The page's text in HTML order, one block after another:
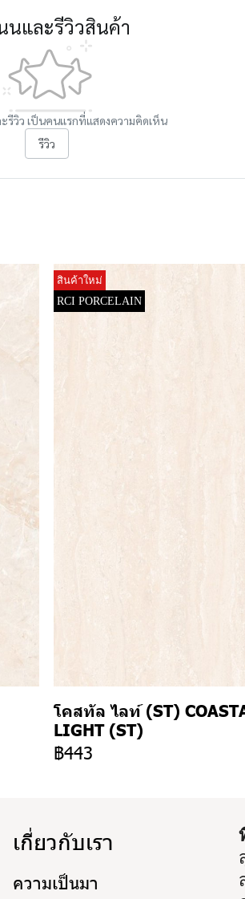
นและรีวิวสินค้า
รีวิว เป็นคนแรกที่แสดงความคิดเห็น
รีวิว
สินค้าใหม่
RCI PORCELAIN
โคสทัล ไลท์ (ST)
LIGHT (ST)
฿443
เกี่ยวกับเรา
ความเป็นมา